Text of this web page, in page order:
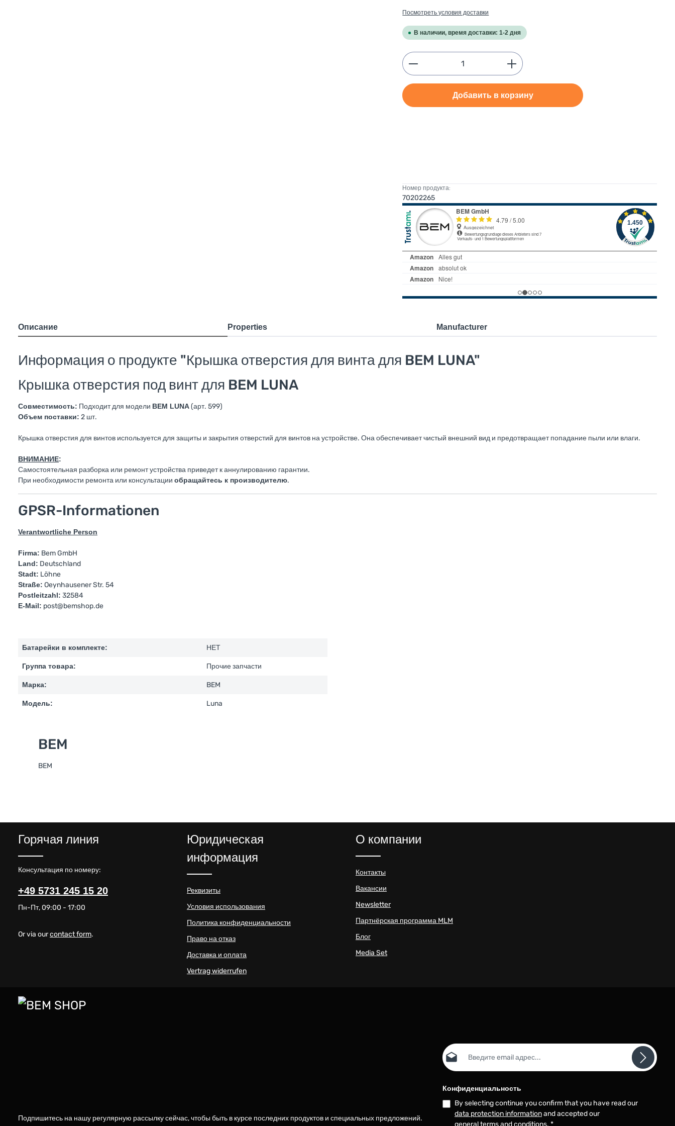
Посмотреть условия доставки
В наличии, время доставки: 1-2 дня
Product Quantity: Enter the desired amount or
Добавить в корзину
Номер продукта:
70202265
Описание Properties Manufacturer
Информация о продукте "Крышка отверстия для винта для BEM LUNA"
Крышка отверстия под винт для BEM LUNA
Совместимость: Подходит для модели BEM LUNA(арт. 599)
Объем поставки: 2 шт.
Крышка отверстия для винтов используется для защиты и закрытия отверстий для винтов на устройстве. Она обеспечивает чистый внешний вид и предотвращает попадание пыли или влаги.
ВНИМАНИЕ:
Самостоятельная разборка или ремонт устройства приведет к аннулированию гарантии.
При необходимости ремонта или консультации обращайтесь к производителю.
GPSR-Informationen
Verantwortliche Person
Firma: Bem GmbH
Land: Deutschland
Stadt: Löhne
Straße: Oeynhausener Str. 54
Postleitzahl: 32584
E-Mail: post@bemshop.de
Батарейки в комплекте: НЕТ
Группа товара: Прочие запчасти
Марка: BEM
Модель: Luna
BEM
BEM
Горячая линия
Консультация по номеру:
+49 5731 245 15 20
Пн-Пт, 09:00 - 17:00
Or via ourcontact form.
Юридическая
информация
Реквизиты
Условия использования
Политика конфиденциальности
Право на отказ
Доставка и оплата
Vertrag widerrufen
О компании
Контакты
Вакансии
Newsletter
Партнёрская программа MLM
Блог
Media Set
Подпишитесь на нашу регулярную рассылку сейчас, чтобы быть в курсе последних продуктов и специальных предложений.
Email адрес*
Конфиденциальность
By selecting continue you confirm that you have read our
data protection informationand accepted our
general terms and conditions. *